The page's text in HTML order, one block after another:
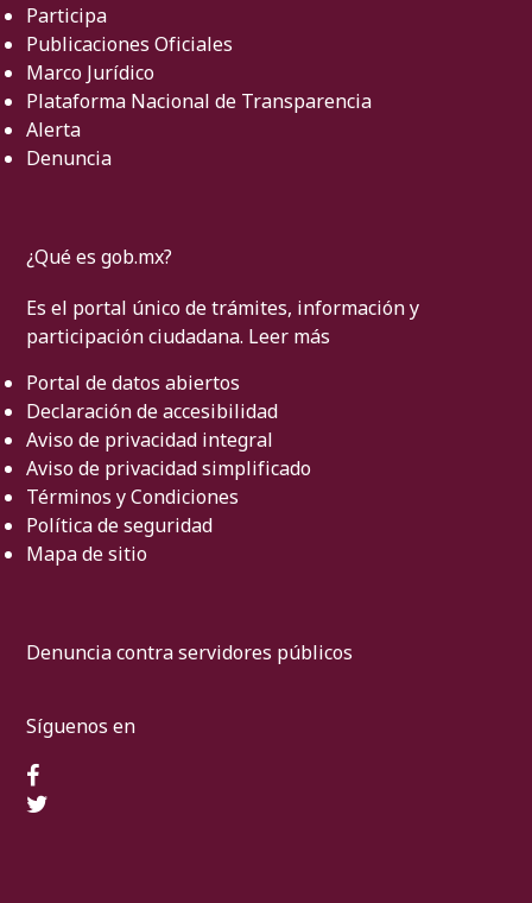
Participa
Publicaciones Oficiales
Marco Jurídico
Plataforma Nacional de Transparencia
Alerta
Denuncia
¿Qué es gob.mx?
Es el portal único de trámites, información y
participación ciudadana. Leer más
Portal de datos abiertos
Declaración de accesibilidad
Aviso de privacidad integral
Aviso de privacidad simplificado
Términos y Condiciones
Política de seguridad
Mapa de sitio
Denuncia contra servidores públicos
Síguenos en